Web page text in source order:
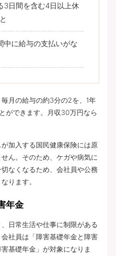
3日間を含む4日以上休
中に給与の支払いがな
月の給与の約3分の2を、1年
ができます。月収30万円なら
加入する国民健康保険には原
ん。そのため、ケガや病気に
なくなるため、会社員や公務
ります。
年金
日常生活や仕事に制限がある
社員は「障害基礎年金と障害
基礎年金」が対象になりま